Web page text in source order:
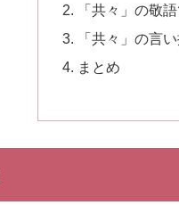
「共々」の敬
「共々」の言
まとめ